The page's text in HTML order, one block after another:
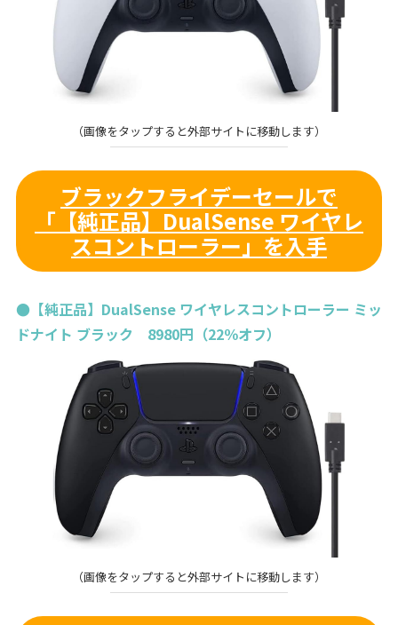
（画像をタップすると外部サイトに移動します）
ブラックフライデーセールで
「【純正品】DualSense ワイヤレ
スコントローラー」を入手
●【純正品】DualSense ワイヤレスコントローラー ミッ
ドナイト ブラック 8980円（22％オフ）
（画像をタップすると外部サイトに移動します）